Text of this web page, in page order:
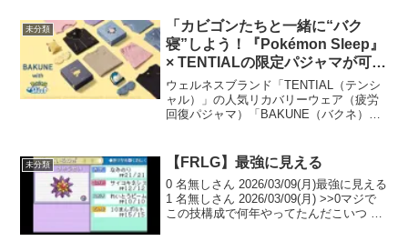
ＷＷＷＷＷＷＷＷＷＷ...
未分類
「カビゴンたちと一緒に“バク
寝”しよう！『Pokémon Sleep』
× TENTIALの限定パジャマが可愛
すぎる」
ウェルネスブランド「TENTIAL（テンシ
ャル）」の人気リカバリーウェア（疲労
回復パジャマ）「BAKUNE（バクネ）」
プ）』の特別なコラボレーションが決定
しま...
未分類 【FRLG】最強に見える
0 名無しさん 2026/03/09(月)最強に見える
1 名無しさん 2026/03/09(月) >>0マジで
この技構成で何年やってたんだこいつ 2